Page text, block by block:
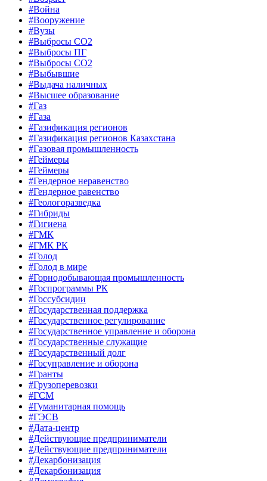
#Война
#Вооружение
#Вузы
#Выбросы CO2
#Выбросы ПГ
#Выбросы СО2
#Выбывшие
#Выдача наличных
#Высшее образование
#Газ
#Газа
#Газификация регионов
#Газификация регионов Казахстана
#Газовая промышленность
#Геймеры
#Геймеры
#Гендерное неравенство
#Гендерное равенство
#Геологоразведка
#Гибриды
#Гигиена
#ГМК
#ГМК РК
#Голод
#Голод в мире
#Горнодобывающая промышленность
#Госпрограммы РК
#Госсубсидии
#Государственная поддержка
#Государственное регулирование
#Государственное управление и оборона
#Государственные служащие
#Государственный долг
#Госуправление и оборона
#Гранты
#Грузоперевозки
#ГСМ
#Гуманитарная помощь
#ГЭСВ
#Дата-центр
#Действующие предприниматели
#Действующие предприниматели
#Декарбонизация
#Декарбонизация